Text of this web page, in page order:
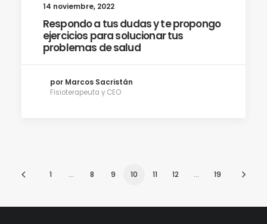
14 noviembre, 2022
Respondo a tus dudas y te propongo
ejercicios para solucionar tus
problemas de salud
por Marcos Sacristán
Fisioterapeuta y CEO
1 … 8 9 10 11 12 … 19